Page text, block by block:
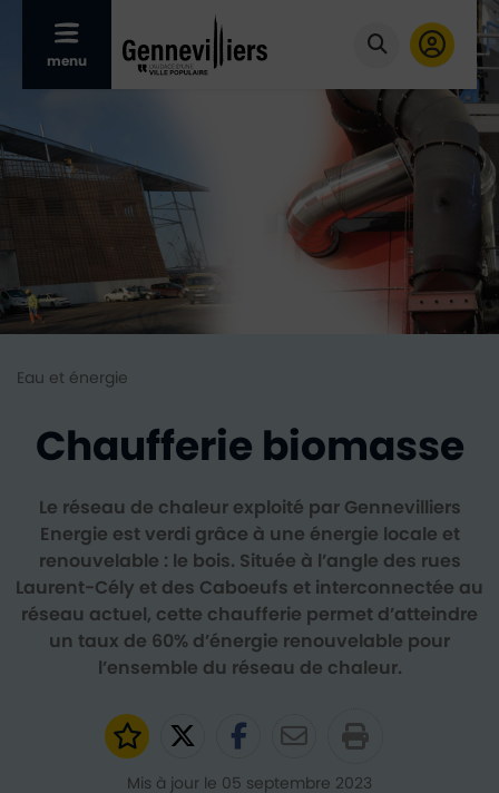
Afficher le menu mobile
menu Cliquer
Eau et énergie
Chaufferie biomasse
Le réseau de chaleur exploité par Gennevilliers
Energie est verdi grâce à une énergie locale et
renouvelable : le bois. Située à l’angle des rues
Laurent-Cély et des Caboeufs et interconnectée au
réseau actuel, cette chaufferie permet d’atteindre
un taux de 60% d’énergie renouvelable pour
l’ensemble du réseau de chaleur.
Ajouter aux favoris
Partager sur Twitter
Partager sur
Partager par
Mis à jour le 05 septembre 2023